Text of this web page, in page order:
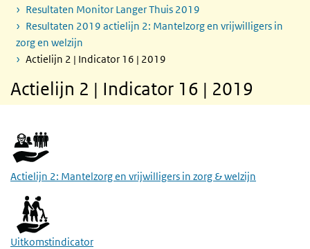
Resultaten Monitor Langer Thuis 2019
Resultaten 2019 actielijn 2: Mantelzorg en vrijwilligers in
zorg en welzijn
Actielijn 2 | Indicator 16 | 2019
Actielijn 2 | Indicator 16 | 2019
Actielijn 2: Mantelzorg en vrijwilligers in zorg & welzijn
Uitkomstindicator